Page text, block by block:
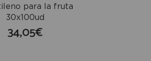
para la fruta
30x100ud
34,05€